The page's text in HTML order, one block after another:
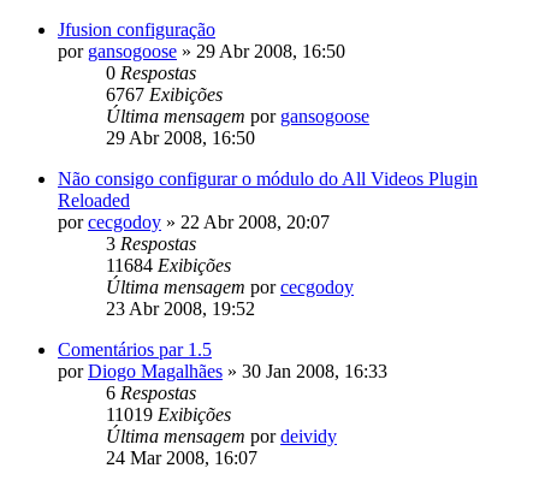
Jfusion configuração
por gansogoose » 29 Abr 2008, 16:50
0 Respostas
6767 Exibições
Última mensagem por gansogoose
29 Abr 2008, 16:50
Não consigo configurar o módulo do All Videos Plugin
Reloaded
porcecgodoy » 22 Abr 2008, 20:07
3 Respostas
11684 Exibições
Última mensagem porcecgodoy
23 Abr 2008, 19:52
Comentários par 1.5
porDiogo Magalhães » 30 Jan 2008, 16:33
6 Respostas
11019 Exibições
Última mensagem pordeividy
24 Mar 2008, 16:07